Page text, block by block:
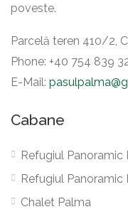
poveste.
Parcelă teren 410/2,
Phone: ‪+40 754 839
E-Mail:
Cabane
Refugiul Panoramic I
Refugiul Panoramic
Chalet Palma